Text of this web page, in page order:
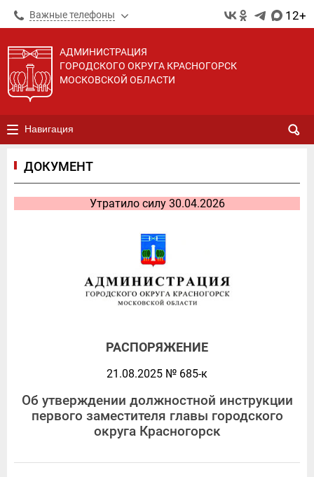
Важные телефоны 12+
АДМИНИСТРАЦИЯ
ГОРОДСКОГО ОКРУГА КРАСНОГОРСК
МОСКОВСКОЙ ОБЛАСТИ
Навигация
ДОКУМЕНТ
Утратило силу 30.04.2026
РАСПОРЯЖЕНИЕ
21.08.2025 № 685-к
Об утверждении должностной инструкции
первого заместителя главы городского
округа Красногорск